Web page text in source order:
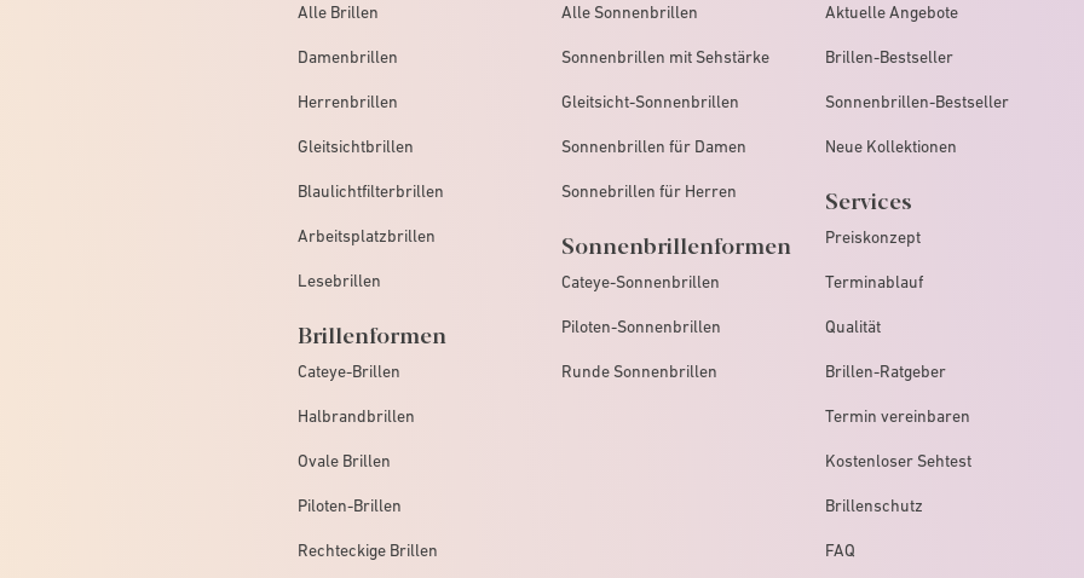
Alle Brillen
Damenbrillen
Herrenbrillen
Gleitsichtbrillen
Blaulichtfilterbrillen
Arbeitsplatzbrillen
Lesebrillen
Brillenformen
Cateye-Brillen
Halbrandbrillen
Ovale Brillen
Piloten-Brillen
Rechteckige Brillen
Alle Sonnenbrillen
Sonnenbrillen mit Sehstärke
Gleitsicht-Sonnenbrillen
Sonnenbrillen für Damen
Sonnebrillen für Herren
Sonnenbrillenformen
Cateye-Sonnenbrillen
Piloten-Sonnenbrillen
Runde Sonnenbrillen
Aktuelle Angebote
Brillen-Bestseller
Sonnenbrillen-Bestseller
Neue Kollektionen
Services
Preiskonzept
Terminablauf
Qualität
Brillen-Ratgeber
Termin vereinbaren
Kostenloser Sehtest
Brillenschutz
FAQ